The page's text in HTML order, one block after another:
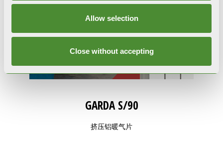
Allow selection
Close without accepting
GARDA S/90
挤压铝暖气片